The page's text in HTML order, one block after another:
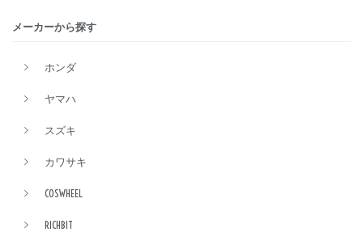
メーカーから探す
ホンダ
ヤマハ
スズキ
カワサキ
COSWHEEL
RICHBIT